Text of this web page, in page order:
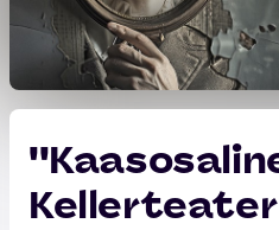
Kellerteater